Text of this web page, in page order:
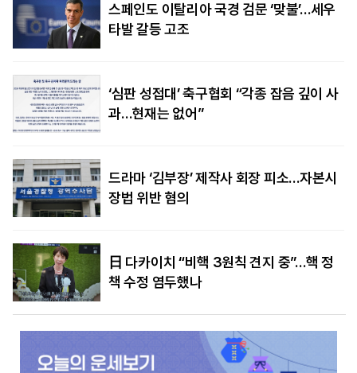
스페인도 이탈리아 국경 검문 ‘맞불’…세우
타발 갈등 고조
‘심판 성접대’ 축구협회 “각종 잡음 깊이 사
과…현재는 없어”
드라마 ‘김부장’ 제작사 회장 피소…자본시
장법 위반 혐의
日 다카이치 “비핵 3원칙 견지 중”…핵 정
책 수정 염두했나